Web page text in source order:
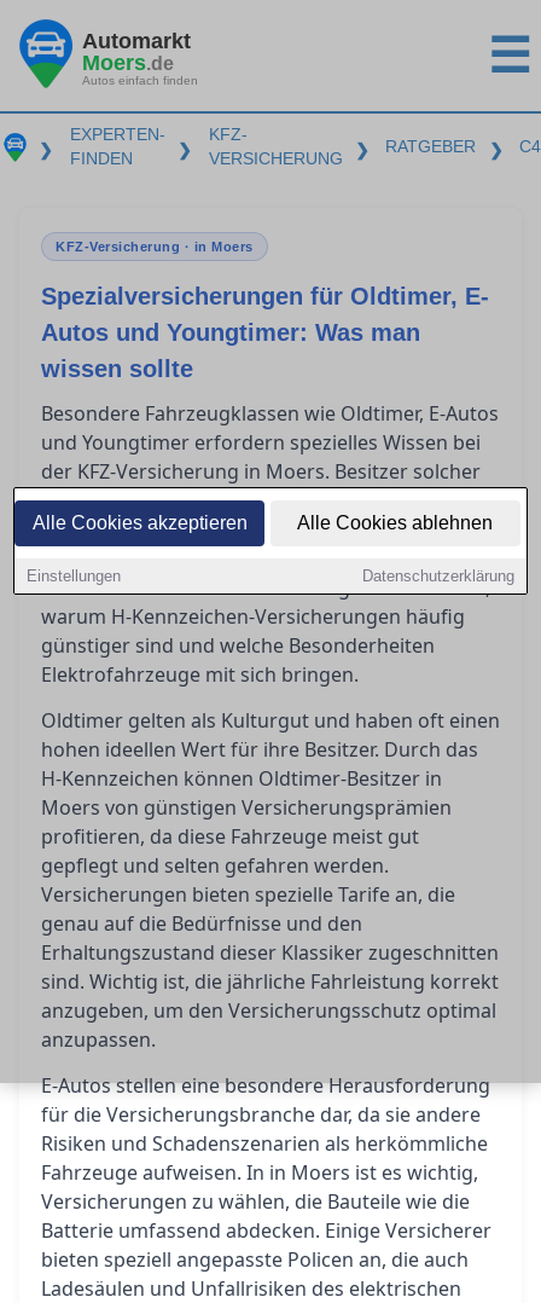
Alle Cookies akzeptieren Alle Cookies ablehnen
Einstellungen Datenschutzerklärung
Automarkt
Moers.de
Autos einfach finden ☰
❯
EXPERTEN-
FINDEN
❯
KFZ-
VERSICHERUNG
❯ RATGEBER ❯
KFZ-Versicherung · in Moers
Spezialversicherungen für Oldtimer, E-
Autos und Youngtimer: Was man
wissen sollte
Besondere Fahrzeugklassen wie Oldtimer, E-Autos
und Youngtimer erfordern spezielles Wissen bei
der KFZ-Versicherung in Moers. Besitzer solcher
Fahrzeuge stehen oft vor der Herausforderung,
die passende Versicherung zu finden, die nicht
kosteneffizient ist. In diesem Ratgeber klären wir,
warum H-Kennzeichen-Versicherungen häufig
günstiger sind und welche Besonderheiten
Elektrofahrzeuge mit sich bringen.
Oldtimer gelten als Kulturgut und haben oft einen
hohen ideellen Wert für ihre Besitzer. Durch das
H-Kennzeichen können Oldtimer-Besitzer in
Moers von günstigen Versicherungsprämien
profitieren, da diese Fahrzeuge meist gut
gepflegt und selten gefahren werden.
Versicherungen bieten spezielle Tarife an, die
genau auf die Bedürfnisse und den
Erhaltungszustand dieser Klassiker zugeschnitten
sind. Wichtig ist, die jährliche Fahrleistung korrekt
anzugeben, um den Versicherungsschutz optimal
anzupassen.
E-Autos stellen eine besondere Herausforderung
für die Versicherungsbranche dar, da sie andere
Risiken und Schadenszenarien als herkömmliche
Fahrzeuge aufweisen. In in Moers ist es wichtig,
Versicherungen zu wählen, die Bauteile wie die
Batterie umfassend abdecken. Einige Versicherer
bieten speziell angepasste Policen an, die auch
Ladesäulen und Unfallrisiken des elektrischen